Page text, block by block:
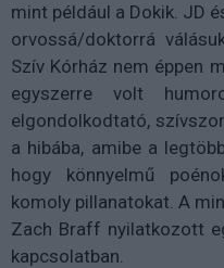
mint például a Dokik. JD
orvossá/doktorrá
Szív Kórház nem éppen
egyszerre volt
elgondolkodtató,
a hibába, amibe a
hogy könnyelmű
komoly pillanatokat. A
Zach Braff nyilatkozott
kapcsolatban.